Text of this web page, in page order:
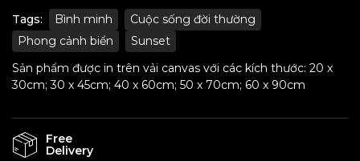
Tags: Bình minh
Cuộc sống đời thường
Phong cảnh biển
Sunset
Sản phẩm được in trên vải canvas với các kích thước: 20 x
30cm; 30 x 45cm; 40 x 60cm; 50 x 70cm; 60 x 90cm
Free
Delivery